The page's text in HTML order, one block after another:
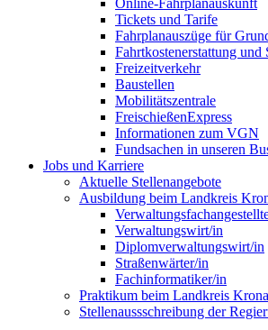
Online-Fahrplanauskunft
Tickets und Tarife
Fahrplanauszüge für
Fahrtkostenerstattung und
Freizeitverkehr
Baustellen
Mobilitätszentrale
FreischießenExpress
Informationen zum VGN
Fundsachen in unseren
Jobs und Karriere
Aktuelle Stellenangebote
Ausbildung beim Landkreis
Verwaltungswirt/in
Diplomverwaltungswirt/in
Straßenwärter/in
Fachinformatiker/in
Praktikum beim Landkreis
Stellenaussschreibung der